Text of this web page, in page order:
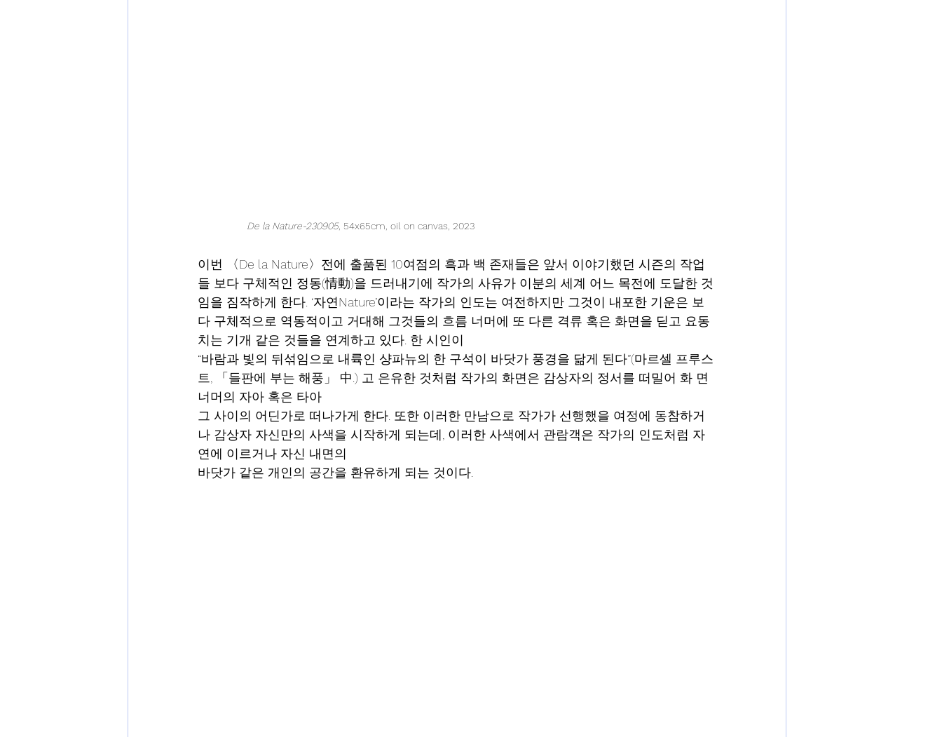
De la Nature-230905, 54x65cm, oil on canvas, 2023
이번 〈De la Nature〉전에 출품된 10여점의 흑과 백 존재들은 앞서 이야기했던 시즌의 작업
들 보다 구체적인 정동(情動)을 드러내기에 작가의 사유가 이분의 세계 어느 목전에 도달한 것
임을 짐작하게 한다. ‘자연Nature’이라는 작가의 인도는 여전하지만 그것이 내포한 기운은 보
다 구체적으로 역동적이고 거대해 그것들의 흐름 너머에 또 다른 격류 혹은 화면을 딛고 요동
치는 기개 같은 것들을 연계하고 있다. 한 시인이
“바람과 빛의 뒤섞임으로 내륙인 샹파뉴의 한 구석이 바닷가 풍경을 닮게 된다”(마르셀 프루스
트, 「들판에 부는 해풍」 中.) 고 은유한 것처럼 작가의 화면은 감상자의 정서를 떠밀어 화 면
너머의 자아 혹은 타아
그 사이의 어딘가로 떠나가게 한다. 또한 이러한 만남으로 작가가 선행했을 여정에 동참하거
나 감상자 자신만의 사색을 시작하게 되는데, 이러한 사색에서 관람객은 작가의 인도처럼 자
연에 이르거나 자신 내면의
바닷가 같은 개인의 공간을 환유하게 되는 것이다.